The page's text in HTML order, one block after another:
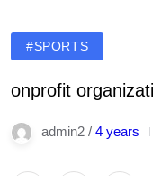
#SPORTS
onprofit
admin2 / 4 years